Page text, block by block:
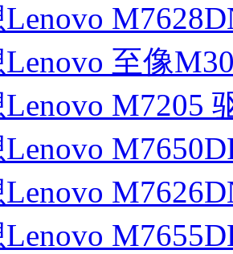
至像
M7205